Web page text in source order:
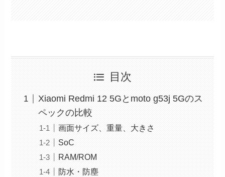
目次
Xiaomi Redmi 12 5Gとmoto g53j 5Gのス
ペックの比較
画面サイズ、重量、大きさ
SoC
RAM/ROM
防水・防塵